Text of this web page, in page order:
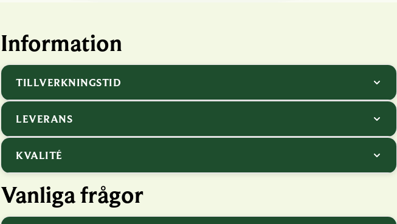
Information
TILLVERKNINGSTID
LEVERANS
KVALITÉ
Vanliga frågor